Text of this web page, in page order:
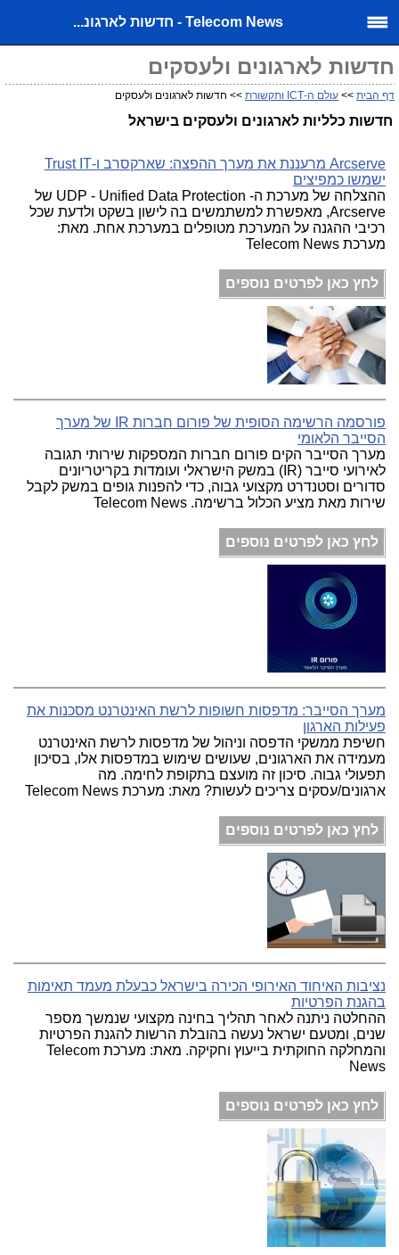
Telecom News - חדשות לארגונ...
חדשות לארגונים ולעסקים
דף הבית >> עולם ה-ICT ותקשורת >> חדשות לארגונים ולעסקים
חדשות כלליות לארגונים ולעסקים בישראל
Arcserve מרעננת את מערך ההפצה: שארקסרב ו-Trust IT
ישמשו כמפיצים
ההצלחה של מערכת ה- UDP - Unified Data Protection של
Arcserve, מאפשרת למשתמשים בה לישון בשקט ולדעת שכל
רכיבי ההגנה על המערכת מטופלים במערכת אחת. מאת:
מערכת Telecom News
לחץ כאן לפרטים נוספים
פורסמה הרשימה הסופית של פורום חברות IR של מערך
הסייבר הלאומי
מערך הסייבר הקים פורום חברות המספקות שירותי תגובה
לאירועי סייבר (IR) במשק הישראלי ועומדות בקריטריונים
סדורים וסטנדרט מקצועי גבוה, כדי להפנות גופים במשק לקבל
שירות מאת מציע הכלול ברשימה. Telecom News
לחץ כאן לפרטים נוספים
מערך הסייבר: מדפסות חשופות לרשת האינטרנט מסכנות את
פעילות הארגון
חשיפת ממשקי הדפסה וניהול של מדפסות לרשת האינטרנט
מעמידה את הארגונים, שעושים שימוש במדפסות אלו, בסיכון
תפעולי גבוה. סיכון זה מועצם בתקופת לחימה. מה
ארגונים/עסקים צריכים לעשות? מאת: מערכת Telecom News
לחץ כאן לפרטים נוספים
נציבות האיחוד האירופי הכירה בישראל כבעלת מעמד תאימות
בהגנת הפרטיות
ההחלטה ניתנה לאחר תהליך בחינה מקצועי שנמשך מספר
שנים, ומטעם ישראל נעשה בהובלת הרשות להגנת הפרטיות
והמחלקה החוקתית בייעוץ וחקיקה. מאת: מערכת Telecom
News
לחץ כאן לפרטים נוספים